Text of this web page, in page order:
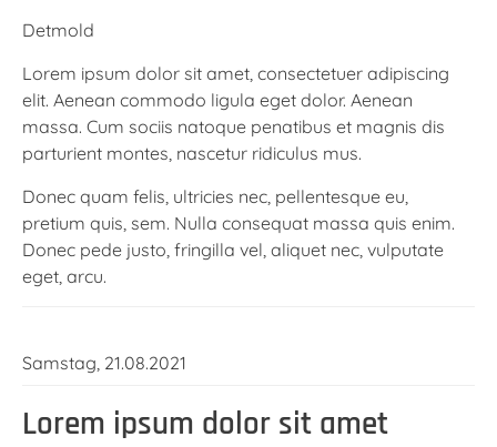
Detmold
Lorem ipsum dolor sit amet, consectetuer adipiscing
elit. Aenean commodo ligula eget dolor. Aenean
massa. Cum sociis natoque penatibus et magnis dis
parturient montes, nascetur ridiculus mus.
Donec quam felis, ultricies nec, pellentesque eu,
pretium quis, sem. Nulla consequat massa quis enim.
Donec pede justo, fringilla vel, aliquet nec, vulputate
eget, arcu.
Samstag, 21.08.2021
Lorem ipsum dolor sit amet